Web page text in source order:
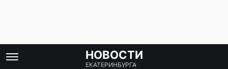
НОВОСТИ
ЕКАТЕРИНБУРГА